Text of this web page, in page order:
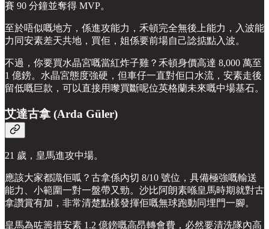
賽 90 分鐘並奪得 MVP。
至於唔似嘅地方，係進攻能力，禾頓完全無後上能力，入波能
力同安素差天共地，買佢，姐係要前場自己諗掂點入波。
不過，你要買水晶宮嘅當紅炸子雞？禾頓身價高達 8,000 萬至
1 億鎊。水晶宮態度強硬，但車仔一直對佢口水流，安素走後
留低嘅巨款，可以直接用嚟買斷呢位英格蘭未來嘅中場基石。
艾達古拿 (Arda Güler)
21 歲，皇馬進攻中場。
應該大家都識佢呱？古拿係內切 8/10 號位，具備極強嘅輸送
能力、小範圍一對一盤帶又勁。沙比阿朗素喺皇馬時期就對古
拿讚賞有加，非常清楚點樣發揮佢嘅無球跑動同埋門一腳。
皇馬為咗籌措安素 1.2 億鎊嘅高昂轉會費，必然要清洗隊內高